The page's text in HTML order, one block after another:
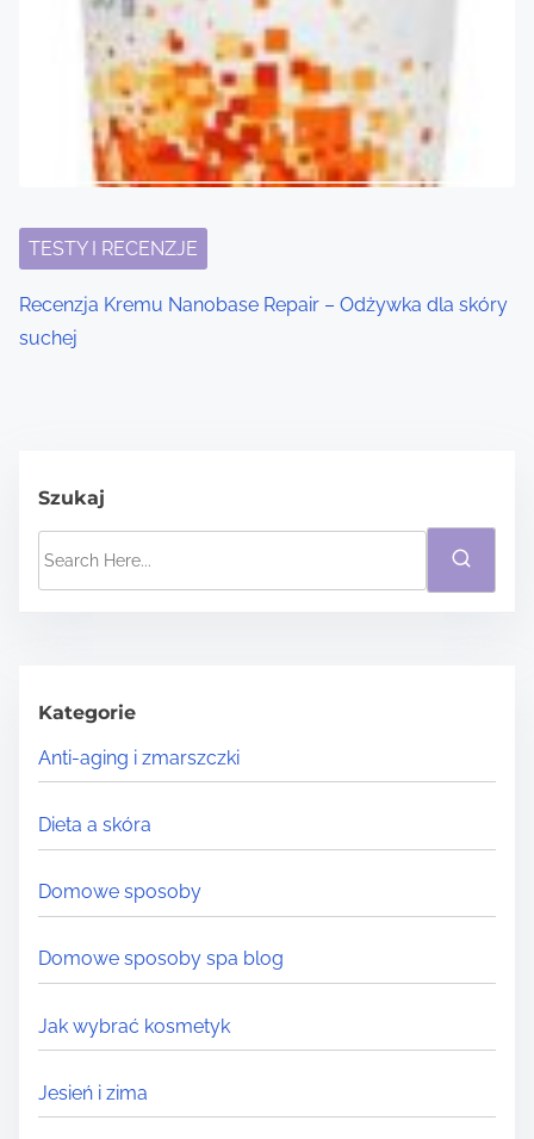
TESTY I RECENZJE
Recenzja Kremu Nanobase Repair – Odżywka dla skóry
suchej
Szukaj
h
H
e
r
e
.
.
.
Kategorie
Anti-aging i zmarszczki
Dieta a skóra
Domowe sposoby
Domowe sposoby spa blog
Jak wybrać kosmetyk
Jesień i zima